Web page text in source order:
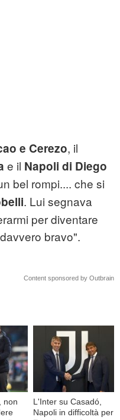
e Cerezo, il
e il Napoli di Diego
bel rompi.... che si
. Lui segnava
per diventare
bravo".
Content sponsored by Outbrain
non
L'Inter su Casadó,
Napoli in difficoltà per